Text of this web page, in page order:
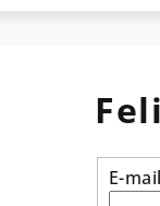
E-mail